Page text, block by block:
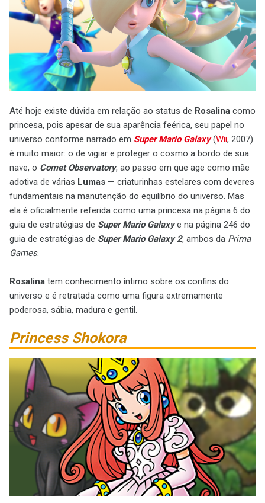
Até hoje existe dúvida em relação ao status de Rosalina como
princesa, pois apesar de sua aparência feérica, seu papel no
universo conforme narrado em Super Mario Galaxy(Wii, 2007)
é muito maior: o de vigiar e proteger o cosmo a bordo de sua
nave, o Comet Observatory, ao passo em que age como mãe
adotiva de várias Lumas — criaturinhas estelares com deveres
fundamentais na manutenção do equilíbrio do universo. Mas
ela é oficialmente referida como uma princesa na página 6 do
guia de estratégias de Super Mario Galaxye na página 246 do
guia de estratégias de Super Mario Galaxy 2, ambos da Prima
Games.
Rosalina tem conhecimento íntimo sobre os confins do
universo e é retratada como uma figura extremamente
poderosa, sábia, madura e gentil.
Princess Shokora